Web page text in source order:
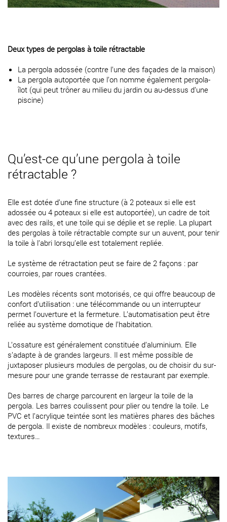
Deux types de pergolas à toile rétractable
La pergola adossée (contre l’une des façades de la maison)
La pergola autoportée que l’on nomme également pergola-
îlot (qui peut trôner au milieu du jardin ou au-dessus d’une
piscine)
Qu’est-ce qu’une pergola à toile
rétractable ?
Elle est dotée d’une fine structure (à 2 poteaux si elle est
adossée ou 4 poteaux si elle est autoportée), un cadre de toit
avec des rails, et une toile qui se déplie et se replie. La plupart
des pergolas à toile rétractable compte sur un auvent, pour tenir
la toile à l’abri lorsqu’elle est totalement repliée.
Le système de rétractation peut se faire de 2 façons : par
courroies, par roues crantées.
Les modèles récents sont motorisés, ce qui offre beaucoup de
confort d’utilisation : une télécommande ou un interrupteur
permet l’ouverture et la fermeture. L’automatisation peut être
reliée au système domotique de l’habitation.
L’ossature est généralement constituée d’aluminium. Elle
s’adapte à de grandes largeurs. Il est même possible de
juxtaposer plusieurs modules de pergolas, ou de choisir du sur-
mesure pour une grande terrasse de restaurant par exemple.
Des barres de charge parcourent en largeur la toile de la
pergola. Les barres coulissent pour plier ou tendre la toile. Le
PVC et l’acrylique teintée sont les matières phares des bâches
de pergola. Il existe de nombreux modèles : couleurs, motifs,
textures…